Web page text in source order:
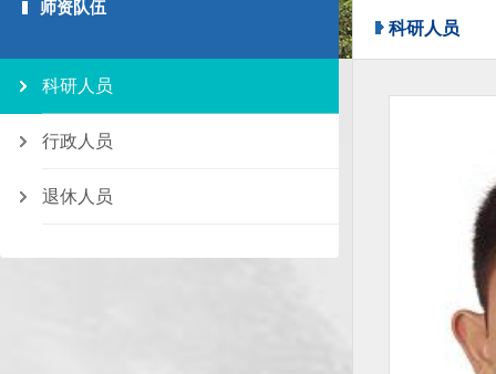
师资队伍
科研人员
行政人员
退休人员
科研人员